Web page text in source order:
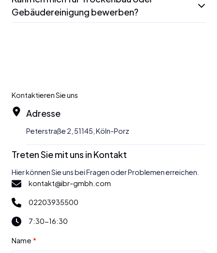
Gebäudereinigung bewerben?
Kontaktieren Sie uns
Adresse
Peterstraße 2, 51145, Köln-Porz
Treten Sie mit uns in Kontakt
Hier können Sie uns bei Fragen oder Problemen erreichen.
kontakt@ibr-gmbh.com
02203935500
7:30-16:30
Name